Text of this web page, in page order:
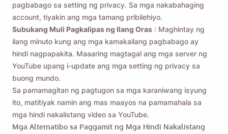
pagbabago sa setting ng privacy. Sa mga nakabahaging
account, tiyakin ang mga tamang pribilehiyo.
Subukang Muli Pagkalipas ng Ilang Oras : Maghintay ng
ilang minuto kung ang mga kamakailang pagbabago ay
hindi nagpapakita. Maaaring magtagal ang mga server ng
YouTube upang i-update ang mga setting ng privacy sa
buong mundo.
Sa pamamagitan ng pagtugon sa mga karaniwang isyung
ito, matitiyak namin ang mas maayos na pamamahala sa
mga hindi nakalistang video sa YouTube.
Mga Alternatibo sa Paggamit ng Mga Hindi Nakalistang